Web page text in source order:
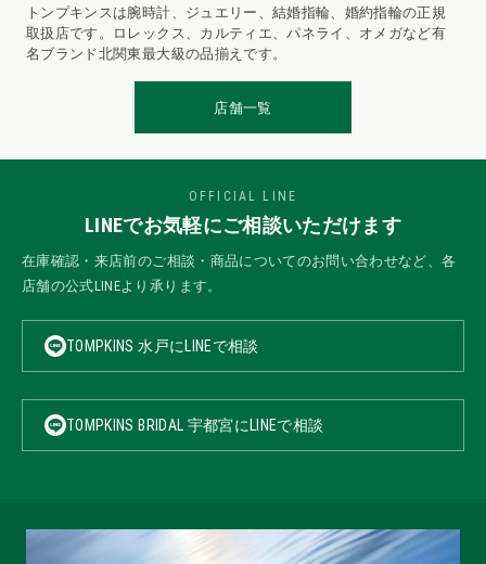
トンプキンスは腕時計、ジュエリー、結婚指輪、婚約指輪の正規
取扱店です。ロレックス、カルティエ、パネライ、オメガなど有
名ブランド北関東最大級の品揃えです。
店舗一覧
OFFICIAL LINE
LINEでお気軽にご相談いただけます
在庫確認・来店前のご相談・商品についてのお問い合わせなど、各
店舗の公式LINEより承ります。
TOMPKINS 水戸にLINEで相談
TOMPKINS BRIDAL 宇都宮にLINEで相談